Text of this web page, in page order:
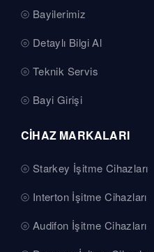
Bayilerimiz
Detaylı Bilgi Al
Teknik Servis
Bayi Girişi
CİHAZ MARKALARI
Starkey İşitme Cihazları
Interton İşitme Cihazları
Audifon İşitme Cihazları